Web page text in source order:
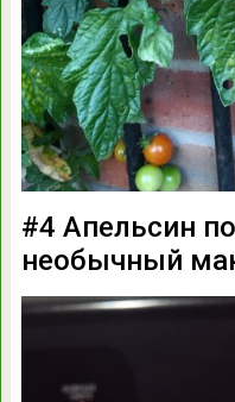
#4 Апельсин
необычный